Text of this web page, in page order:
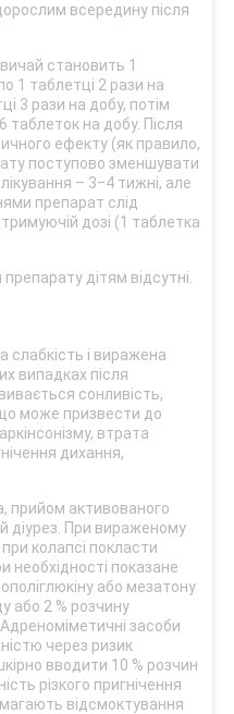
всередину після
становить 1
1 таблетці 2 рази на
3 рази на добу, потім
таблеток на добу. Після
ефекту (як правило,
поступово зменшувати
– 3‒4 тижні, але
препарат слід
дозі (1 таблетка
дітям відсутні.
слабкість і виражена
випадках після
сонливість,
може призвести до
втрата
дихання,
прийом активованого
діурез. При вираженому
колапсі покласти
необхідності показане
або мезатону
або 2 % розчину
засоби
через ризик
вводити 10 % розчин
різкого пригнічення
відсмоктування